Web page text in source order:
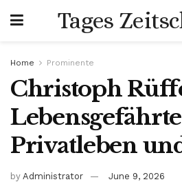
Tages
Home Prominente
Christoph
Privatleben
by Administrator June 9, 2026